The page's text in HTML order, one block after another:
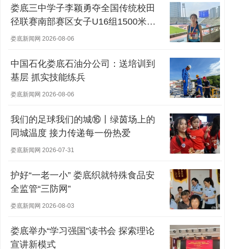
娄底三中学子李颖勇夺全国传统校田
径联赛南部赛区女子U16组1500米冠
军
娄底新闻网 2026-08-06
中国石化娄底石油分公司：送培训到
基层 抓实技能练兵
娄底新闻网 2026-08-06
我们的足球我们的城⑯丨绿茵场上的
同城温度 接力传递每一份热爱
娄底新闻网 2026-07-31
护好“一老一小” 娄底织就特殊食品安
全监管“三防网”
娄底新闻网 2026-08-03
娄底举办“学习强国”读书会 探索理论
宣讲新模式